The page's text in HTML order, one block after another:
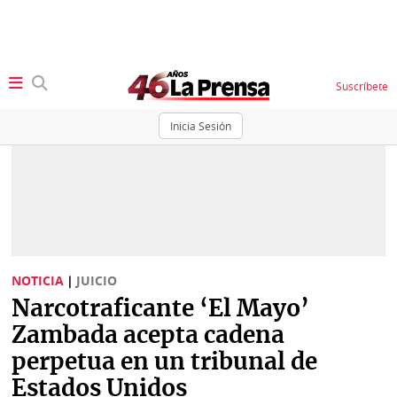
Inicia Sesión
Suscríbete
Sociedad
Judiciales
Política
Economía
Status
K
Vivir+
NOTICIA | JUICIO
Narcotraficante ‘El Mayo’
Zambada acepta cadena
perpetua en un tribunal de
Estados Unidos